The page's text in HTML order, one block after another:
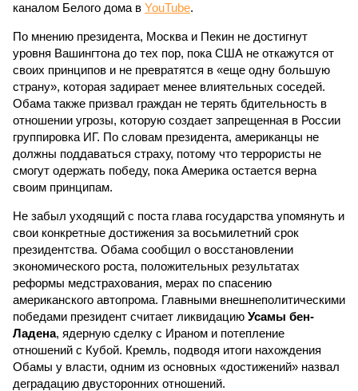
каналом Белого дома в YouTube.
По мнению президента, Москва и Пекин не достигнут
уровня Вашингтона до тех пор, пока США не откажутся от
своих принципов и не превратятся в «еще одну большую
страну», которая задирает менее влиятельных соседей.
Обама также призвал граждан не терять бдительность в
отношении угрозы, которую создает запрещенная в России
группировка ИГ. По словам президента, американцы не
должны поддаваться страху, потому что террористы не
смогут одержать победу, пока Америка остается верна
своим принципам.
Не забыл уходящий с поста глава государства упомянуть и
свои конкретные достижения за восьмилетний срок
президентства. Обама сообщил о восстановлении
экономического роста, положительных результатах
реформы медстрахования, мерах по спасению
американского автопрома. Главными внешнеполитическими
победами президент считает ликвидацию Усамы бен-
Ладена, ядерную сделку с Ираном и потепление
отношений с Кубой. Кремль, подводя итоги нахождения
Обамы у власти, одним из основных «достижений» назвал
деградацию двусторонних отношений.